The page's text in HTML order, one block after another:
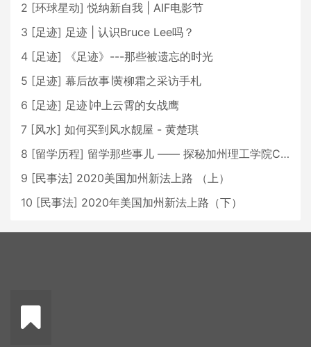
2 [环球星动] 悦纳新自我 | AIF电影节
3 [足迹] 足迹 | 认识Bruce Lee吗？
4 [足迹]
《足迹》---那些被遗忘的时光
5 [足迹] 幕后故事∣黄柳霜之采访手札
6 [足迹] 足迹∣冲上云霄的女战鹰
7 [风水] 如何买到风水靓屋 - 黄楚琪
8 [留学历程] 留学那些事儿 —— 探秘加州理工学院Caltech博士生活 [上集]
9 [民事法] 2020美国加州新法上路 （上）
10 [民事法] 2020年美国加州新法上路（下）